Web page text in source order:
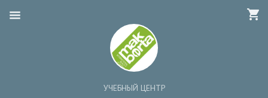
УЧЕБНЫЙ ЦЕНТР